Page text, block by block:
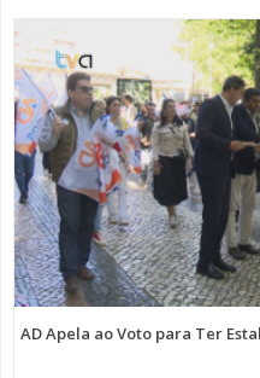
AD Apela ao Voto para Ter